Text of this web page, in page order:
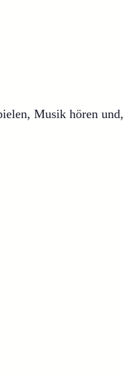
Musik hören und,